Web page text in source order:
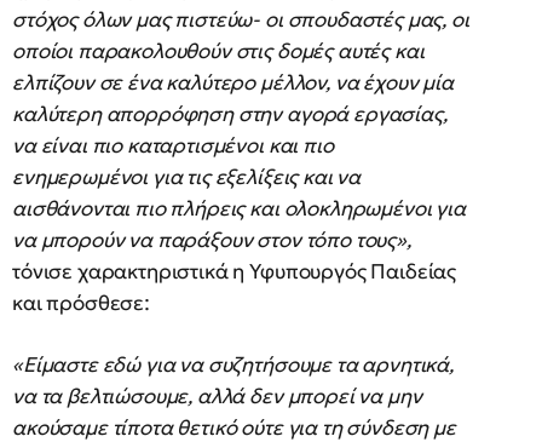
στόχος όλων μας πιστεύω- οι σπουδαστές μας, οι
οποίοι παρακολουθούν στις δομές αυτές και
ελπίζουν σε ένα καλύτερο μέλλον, να έχουν μία
καλύτερη απορρόφηση στην αγορά εργασίας,
να είναι πιο καταρτισμένοι και πιο
ενημερωμένοι για τις εξελίξεις και να
αισθάνονται πιο πλήρεις και ολοκληρωμένοι για
να μπορούν να παράξουν στον τόπο τους»,
τόνισε χαρακτηριστικά η Υφυπουργός Παιδείας
και πρόσθεσε:
«Είμαστε εδώ για να συζητήσουμε τα αρνητικά,
να τα βελτιώσουμε, αλλά δεν μπορεί να μην
ακούσαμε τίποτα θετικό ούτε για τη σύνδεση με